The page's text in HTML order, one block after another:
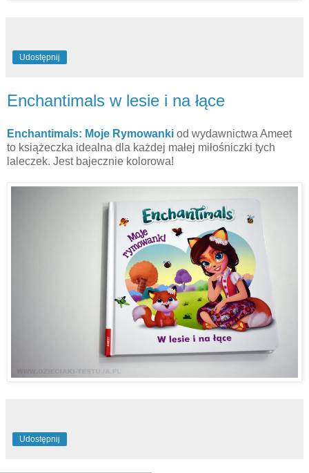
Udostępnij
Enchantimals w lesie i na łące
Enchantimals: Moje Rymowanki od wydawnictwa Ameet
to książeczka idealna dla każdej małej miłośniczki tych
laleczek. Jest bajecznie kolorowa!
Udostępnij